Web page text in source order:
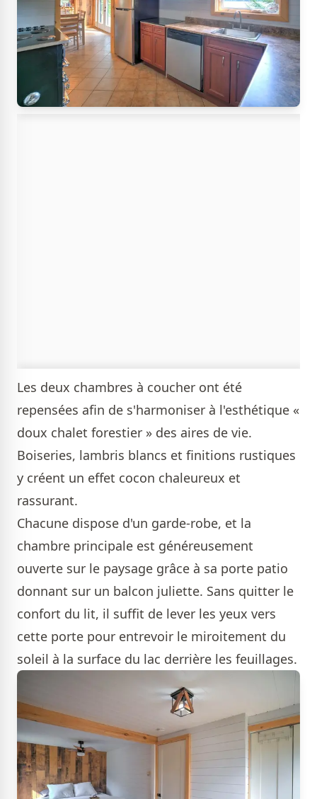
Les deux chambres à coucher ont été
repensées afin de s'harmoniser à l'esthétique «
doux chalet forestier » des aires de vie.
Boiseries, lambris blancs et finitions rustiques
y créent un effet cocon chaleureux et
rassurant.
Chacune dispose d'un garde-robe, et la
chambre principale est généreusement
ouverte sur le paysage grâce à sa porte patio
donnant sur un balcon juliette. Sans quitter le
confort du lit, il suffit de lever les yeux vers
cette porte pour entrevoir le miroitement du
soleil à la surface du lac derrière les feuillages.